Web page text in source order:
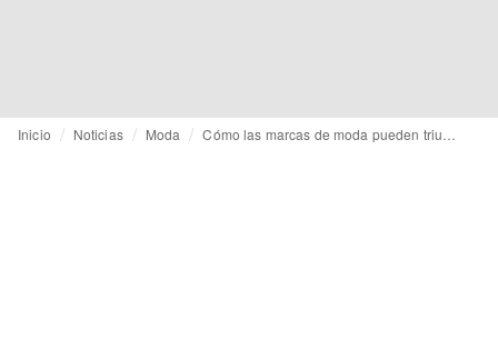
Inicio Noticias Moda